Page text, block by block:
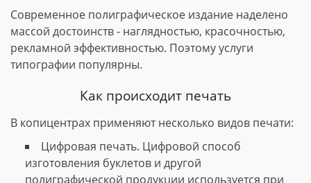
Современное полиграфическое издание наделено
массой достоинств - наглядностью, красочностью,
рекламной эффективностью. Поэтому услуги
типографии популярны.
Как происходит печать
В копицентрах применяют несколько видов печати:
Цифровая печать. Цифровой способ
изготовления буклетов и другой
полиграфической продукции используется при